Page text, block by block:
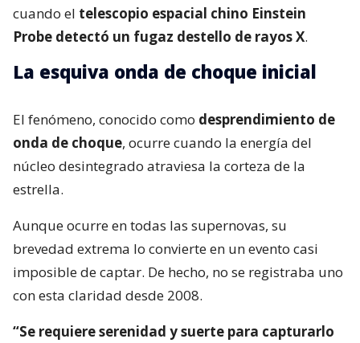
cuando el telescopio espacial chino Einstein
Probe detectó un fugaz destello de rayos X.
La esquiva onda de choque inicial
El fenómeno, conocido como desprendimiento de
onda de choque, ocurre cuando la energía del
núcleo desintegrado atraviesa la corteza de la
estrella.
Aunque ocurre en todas las supernovas, su
brevedad extrema lo convierte en un evento casi
imposible de captar. De hecho, no se registraba uno
con esta claridad desde 2008.
“Se requiere serenidad y suerte para capturarlo